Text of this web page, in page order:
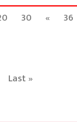
30 « 36
Last »